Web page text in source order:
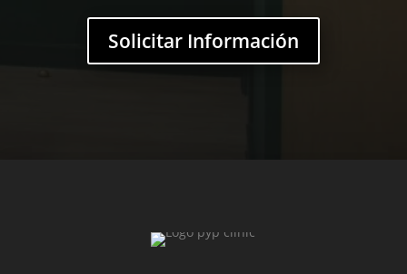
Solicitar Información